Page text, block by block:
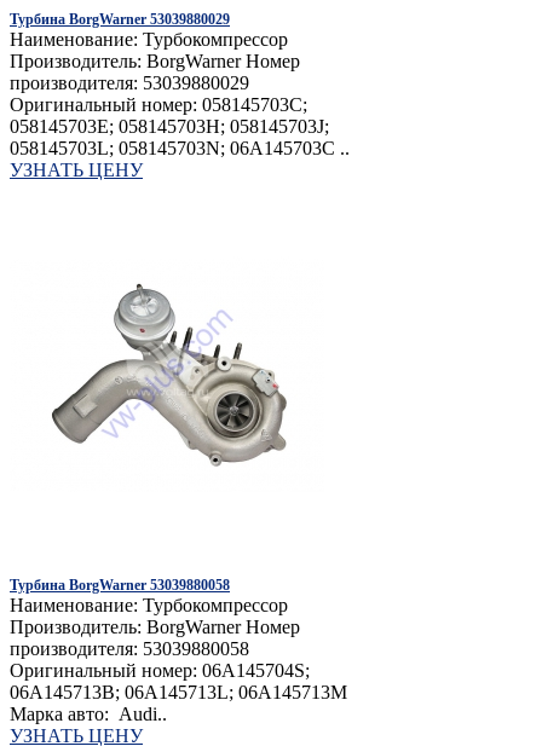
Турбина BorgWarner 53039880029
Наименование: Турбокомпрессор
Производитель: BorgWarner Номер
производителя: 53039880029
Оригинальный номер: 058145703C;
058145703E; 058145703H; 058145703J;
058145703L; 058145703N; 06A145703C ..
УЗНАТЬ ЦЕНУ
Турбина BorgWarner 53039880058
Наименование: Турбокомпрессор
Производитель: BorgWarner Номер
производителя: 53039880058
Оригинальный номер: 06A145704S;
06A145713B; 06A145713L; 06A145713M
Марка авто: Audi..
УЗНАТЬ ЦЕНУ